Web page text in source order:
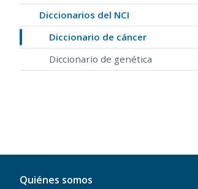
Diccionarios del NCI
Diccionario de cáncer
Diccionario de genética
Quiénes somos